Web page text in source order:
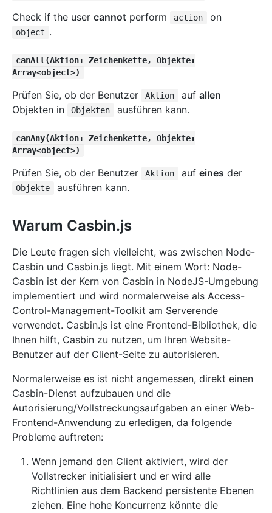
Check if the user cannot perform action on
object .
canAll(Aktion: Zeichenkette, Objekte:
Array<object>)
Prüfen Sie, ob der Benutzer Aktion auf allen
Objekten in
Objekten ausführen kann.
canAny(Aktion: Zeichenkette, Objekte:
Array<object>)
Prüfen Sie, ob der Benutzer Aktion auf eines der
Objekte ausführen kann.
Warum Casbin.js
Die Leute fragen sich vielleicht, was zwischen Node-
Casbin und Casbin.js liegt. Mit einem Wort: Node-
Casbin ist der Kern von Casbin in NodeJS-Umgebung
implementiert und wird normalerweise als Access-
Control-Management-Toolkit am Serverende
verwendet. Casbin.js ist eine Frontend-Bibliothek, die
Ihnen hilft, Casbin zu nutzen, um Ihren Website-
Benutzer auf der Client-Seite zu autorisieren.
Normalerweise es ist nicht angemessen, direkt einen
Casbin-Dienst aufzubauen und die
Autorisierung/Vollstreckungsaufgaben an einer Web-
Frontend-Anwendung zu erledigen, da folgende
Probleme auftreten:
Wenn jemand den Client aktiviert, wird der
Vollstrecker initialisiert und er wird alle
Richtlinien aus dem Backend persistente Ebenen
ziehen. Eine hohe Koncurrenz könnte die